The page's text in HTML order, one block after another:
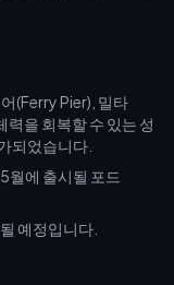
(Ferry Pier), 밀타
을 회복할 수 있는 성
되었습니다.
에 출시될 포드
예정입니다.